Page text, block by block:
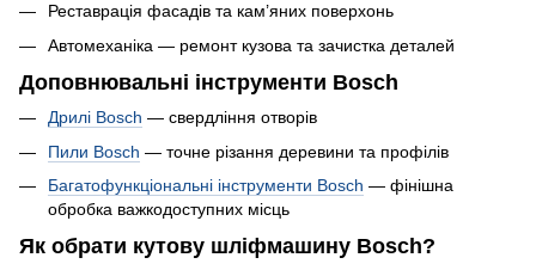
Реставрація фасадів та кам’яних поверхонь
Автомеханіка — ремонт кузова та зачистка деталей
Доповнювальні інструменти Bosch
Дрилі Bosch — свердління отворів
Пили Bosch — точне різання деревини та профілів
Багатофункціональні інструменти Bosch — фінішна
обробка важкодоступних місць
Як обрати кутову шліфмашину Bosch?